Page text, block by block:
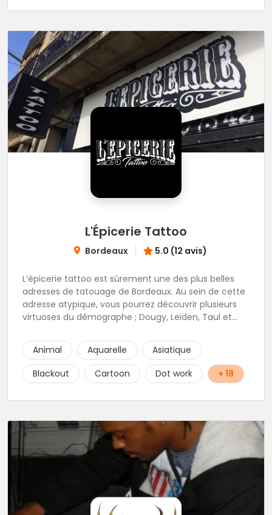
L'Épicerie Tattoo
Bordeaux 5.0 (12 avis)
L’épicerie tattoo est sûrement une des plus belles
adresses de tatouage de Bordeaux. Au sein de cette
adresse atypique, vous pourrez découvrir plusieurs
virtuoses du démographe ; Dougy, Leïden, Taul et
enfant et sympathique, vous pourrez demander
conseil pour votre tattoo. N'hésitez plus une seconde
pour rencontrer cette belle équipe !
Animal Aquarelle
Asiatique
Blackout
Cartoon Dot work + 18